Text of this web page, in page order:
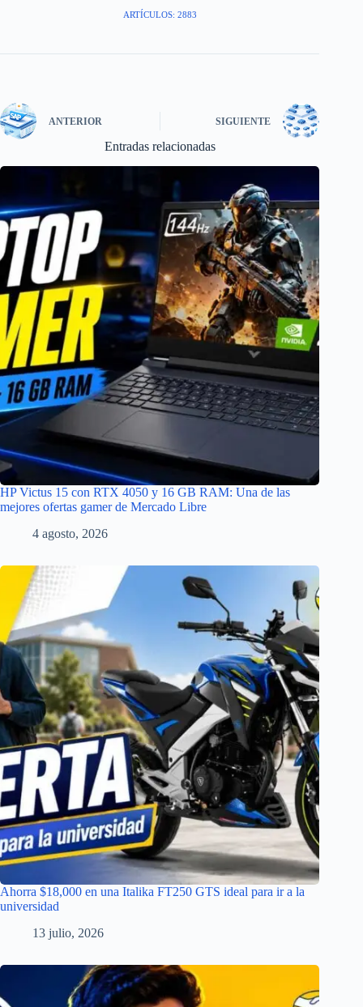
ARTÍCULOS: 2883
ANTERIOR SIGUIENTE
Entradas relacionadas
HP Victus 15 con RTX 4050 y 16 GB RAM: Una de las
mejores ofertas gamer de Mercado Libre
4 agosto, 2026
Ahorra $18,000 en una Italika FT250 GTS ideal para ir a la
universidad
13 julio, 2026